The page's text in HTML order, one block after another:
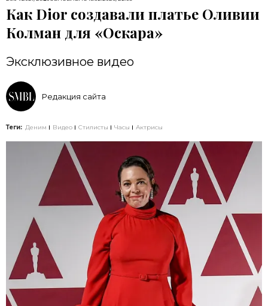
Как Dior создавали платье Оливии
Колман для «Оскара»
Эксклюзивное видео
Редакция сайта
Теги: Деним Видео Стилисты Часы Актрисы